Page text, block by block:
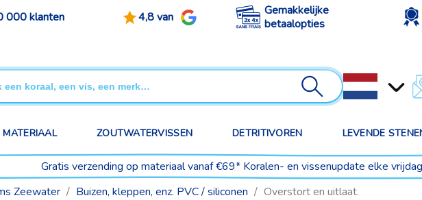
000 klanten 4,8 van
Gemakkelijke
betaalopties
MATERIAAL ZOUTWATERVISSEN DETRITIVOREN LEVENDE
Gratis verzending op materiaal vanaf €69* Koralen- en vissenupdate elke
Zeewater Buizen, kleppen, enz. PVC / siliconen Overstort en uitlaat.